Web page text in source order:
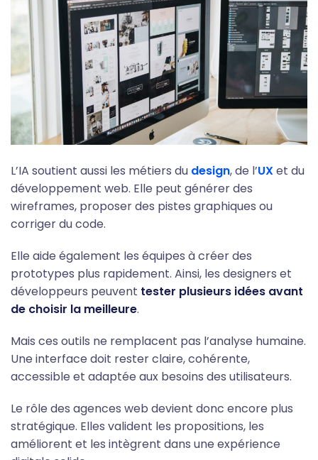
L’IA soutient aussi les métiers du design, de l’UXet du
développement web. Elle peut générer des
wireframes, proposer des pistes graphiques ou
corriger du code.
Elle aide également les équipes à créer des
prototypes plus rapidement. Ainsi, les designers et
développeurs peuvent tester plusieurs idées avant
de choisir la meilleure.
Mais ces outils ne remplacent pas l’analyse humaine.
Une interface doit rester claire, cohérente,
accessible et adaptée aux besoins des utilisateurs.
Le rôle des agences web devient donc encore plus
stratégique. Elles valident les propositions, les
améliorent et les intègrent dans une expérience